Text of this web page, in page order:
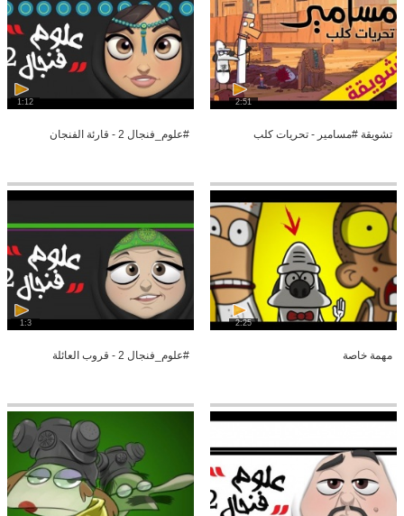
2:51
تشويقة #مسامير - تحريات كلب
1:12
#علوم_فنجال 2 - قارئة الفنجان
2:25
مهمة خاصة
1:3
#علوم_فنجال 2 - قروب العائلة